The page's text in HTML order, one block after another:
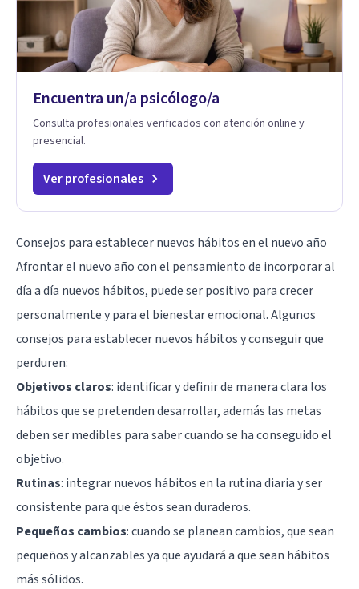
Encuentra un/a psicólogo/a
Consulta profesionales verificados con atención online y
presencial.
Ver profesionales
Consejos para establecer nuevos hábitos en el nuevo año
Afrontar el nuevo año con el pensamiento de incorporar al
día a día nuevos hábitos, puede ser positivo para crecer
personalmente y para el bienestar emocional. Algunos
consejos para establecer nuevos hábitos y conseguir que
perduren:
Objetivos claros: identificar y definir de manera clara los
hábitos que se pretenden desarrollar, además las metas
deben ser medibles para saber cuando se ha conseguido el
objetivo.
Rutinas: integrar nuevos hábitos en la rutina diaria y ser
consistente para que éstos sean duraderos.
Pequeños cambios: cuando se planean cambios, que sean
pequeños y alcanzables ya que ayudará a que sean hábitos
más sólidos.